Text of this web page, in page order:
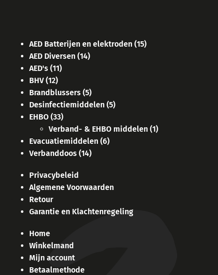
AED Batterijen en elektroden (15)
AED Diversen (14)
AED's (11)
BHV (12)
Brandblussers (5)
Desinfectiemiddelen (5)
EHBO (33)
Verband- & EHBO middelen (1)
Evacuatiemiddelen (6)
Verbanddoos (14)
Privacybeleid
Algemene Voorwaarden
Retour
Garantie en Klachtenregeling
Home
Winkelmand
Mijn account
Betaalmethode